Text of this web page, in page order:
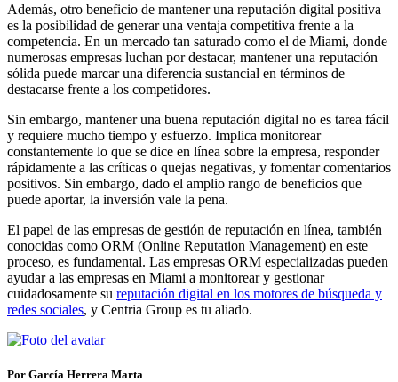
Además, otro beneficio de mantener una reputación digital positiva
es la posibilidad de generar una ventaja competitiva frente a la
competencia. En un mercado tan saturado como el de Miami, donde
numerosas empresas luchan por destacar, mantener una reputación
sólida puede marcar una diferencia sustancial en términos de
destacarse frente a los competidores.
Sin embargo, mantener una buena reputación digital no es tarea fácil
y requiere mucho tiempo y esfuerzo. Implica monitorear
constantemente lo que se dice en línea sobre la empresa, responder
rápidamente a las críticas o quejas negativas, y fomentar comentarios
positivos. Sin embargo, dado el amplio rango de beneficios que
puede aportar, la inversión vale la pena.
El papel de las empresas de gestión de reputación en línea, también
conocidas como ORM (Online Reputation Management) en este
proceso, es fundamental. Las empresas ORM especializadas pueden
ayudar a las empresas en Miami a monitorear y gestionar
cuidadosamente su reputación digital en los motores de búsqueda y
redes sociales, y Centria Group es tu aliado.
Por García Herrera Marta